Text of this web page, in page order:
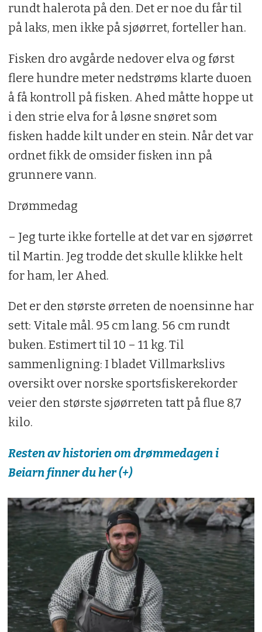
rundt halerota på den. Det er noe du får til
på laks, men ikke på sjøørret, forteller han.
Fisken dro avgårde nedover elva og først
flere hundre meter nedstrøms klarte duoen
å få kontroll på fisken. Ahed måtte hoppe ut
i den strie elva for å løsne snøret som
fisken hadde kilt under en stein. Når det var
ordnet fikk de omsider fisken inn på
grunnere vann.
Drømmedag
– Jeg turte ikke fortelle at det var en sjøørret
til Martin. Jeg trodde det skulle klikke helt
for ham, ler Ahed.
Det er den største ørreten de noensinne har
sett: Vitale mål. 95 cm lang. 56 cm rundt
buken. Estimert til 10 – 11 kg. Til
sammenligning: I bladet Villmarkslivs
oversikt over norske sportsfiskerekorder
veier den største sjøørreten tatt på flue 8,7
kilo.
Resten av historien om drømmedagen i
Beiarn finner du her (+)